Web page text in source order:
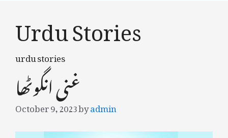
Urdu Stories
urdu stories
غنی انگوٹھا
October 9, 2023byadmin